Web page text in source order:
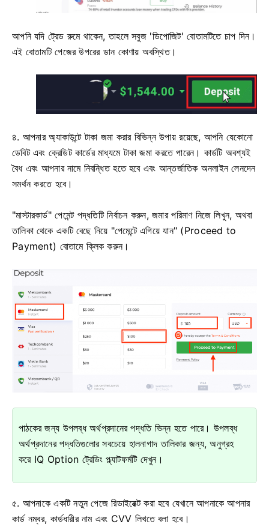
আপনি যদি ট্রেড রুমে থাকেন, তাহলে সবুজ 'ডিপোজিট' বোতামটিতে চাপ দিন।
এই বোতামটি পেজের উপরের ডান কোণায় অবস্থিত।
৪. আপনার অ্যাকাউন্টে টাকা জমা করার বিভিন্ন উপায় রয়েছে, আপনি যেকোনো
ডেবিট এবং ক্রেডিট কার্ডের মাধ্যমে টাকা জমা করতে পারেন। কার্ডটি অবশ্যই
বৈধ এবং আপনার নামে নিবন্ধিত হতে হবে এবং আন্তর্জাতিক অনলাইন লেনদেন
সমর্থন করতে হবে।
"মাস্টারকার্ড" পেমেন্ট পদ্ধতিটি নির্বাচন করুন, জমার পরিমাণ নিজে লিখুন, অথবা
তালিকা থেকে একটি বেছে নিয়ে "পেমেন্টে এগিয়ে যান" (Proceed to
Payment) বোতামে ক্লিক করুন।
পাঠকের জন্য উপলব্ধ অর্থপ্রদানের পদ্ধতি ভিন্ন হতে পারে। উপলব্ধ
অর্থপ্রদানের পদ্ধতিগুলোর সবচেয়ে হালনাগাদ তালিকার জন্য, অনুগ্রহ
করে IQ Option ট্রেডিং প্ল্যাটফর্মটি দেখুন।
৫. আপনাকে একটি নতুন পেজে রিডাইরেক্ট করা হবে যেখানে আপনাকে আপনার
কার্ড নম্বর, কার্ডধারীর নাম এবং CVV লিখতে বলা হবে।